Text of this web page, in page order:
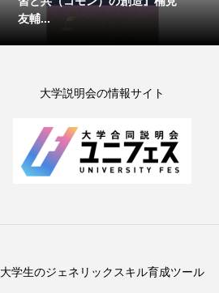
友輔...
大学説明会の情報サイト
大学生のジェネリックスキル育成ツール